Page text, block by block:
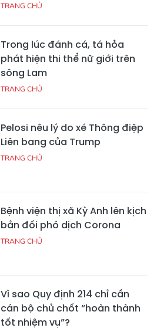
TRANG CHỦ
Trong lúc đánh cá, tá hỏa
phát hiện thi thể nữ giới trên
sông Lam
TRANG CHỦ
Pelosi nêu lý do xé Thông điệp
Liên bang của Trump
TRANG CHỦ
Bệnh viện thị xã Kỳ Anh lên kịch
bản đối phó dịch Corona
TRANG CHỦ
Vì sao Quy định 214 chỉ cần
cán bộ chủ chốt “hoàn thành
tốt nhiệm vụ”?